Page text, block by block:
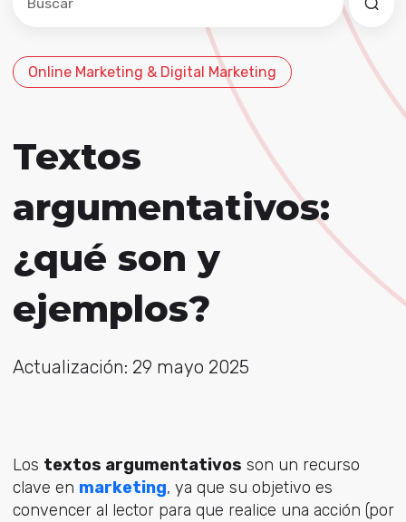
No hay sugerencias porque el campo de
Online Marketing & Digital Marketing
Textos
argumentativos:
¿qué son y
ejemplos?
Actualización: 29 mayo 2025
Los textos argumentativos son un recurso
clave en marketing, ya que su objetivo es
convencer al lector para que realice una acción (por